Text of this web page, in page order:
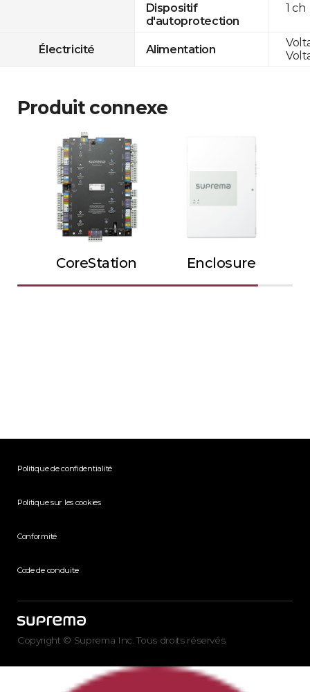
Dispositif
d'autoprotection
Électricité Alimentation
1 ch
Produit connexe
CoreStation Enclosure
Politique de confidentialité
Politique sur les cookies
Conformité
Code de conduite
Copyright © Suprema Inc. Tous droits réservés.